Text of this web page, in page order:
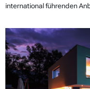
international führenden